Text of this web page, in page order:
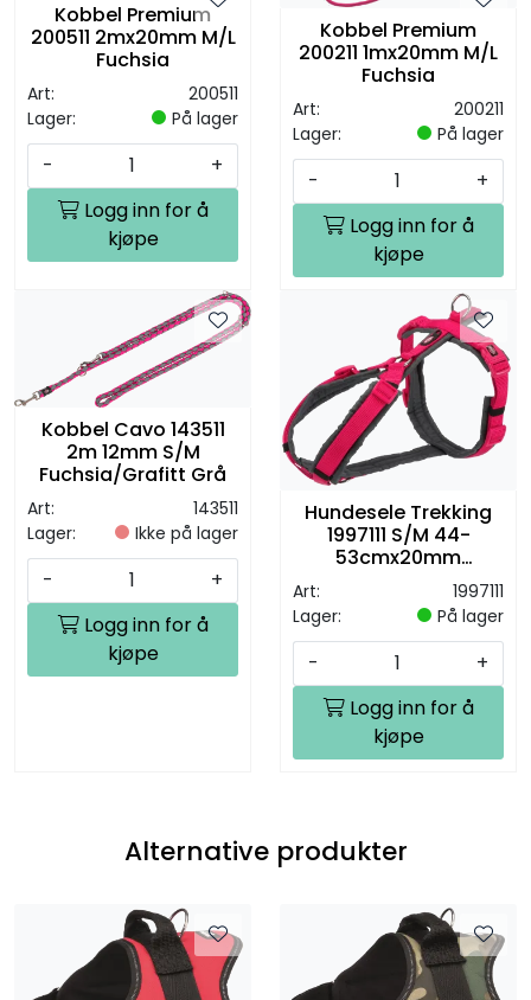
Kobbel Premium
200511 2mx20mm M/L
Fuchsia
Art:
200511
Lager:
På lager
-
+
Logg inn for å
kjøpe
Kobbel Premium
200211 1mx20mm M/L
Fuchsia
Art:
200211
Lager:
På lager
-
+
Logg inn for å
kjøpe
Kobbel Cavo 143511
2m 12mm S/M
Fuchsia/Grafitt Grå
Art:
143511
Lager:
Ikke på lager
-
+
Logg inn for å
kjøpe
Hundesele Trekking
1997111 S/M 44-
53cmx20mm
Fuchsia/Grafitt grå
Art:
1997111
Lager:
På lager
-
+
Logg inn for å
kjøpe
Alternative produkter